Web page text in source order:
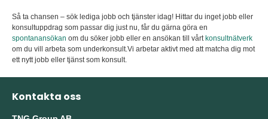
Så ta chansen – sök lediga jobb och tjänster idag! Hittar du inget jobb eller
konsultuppdrag som passar dig just nu, får du gärna göra en
spontanansökan om du söker jobb eller en ansökan till vårt konsultnätverk
om du vill arbeta som underkonsult.Vi arbetar aktivt med att matcha dig mot
ett nytt jobb eller tjänst som konsult.
Kontakta oss